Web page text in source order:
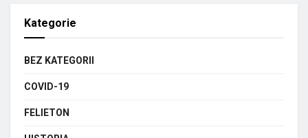
Kategorie
BEZ KATEGORII
COVID-19
FELIETON